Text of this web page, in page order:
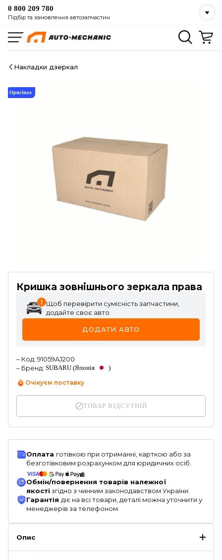
0 800 209 780
Підбір та замовлення автозапчастин
Накладки дзеркал
Оригінал
Кришка зовнішнього зеркала права
Щоб перевірити сумісність запчастини,
додайте своє авто
ДОДАТИ АВТО
– Код: 91059AJ200
– Бренд: SUBARU (Японія
)
Очікуєм поставку
ТОВАР ВІДСУТНІЙ
Оплата готівкою при отриманні, карткою або за
безготівковим розрахунком для юридичних осіб.
Обмін/повернення товарів належної
якості згідно з чинним законодавством України.
Гарантія діє на всі товари, деталі можна уточнити у
менеджерів за телефоном.
Опис